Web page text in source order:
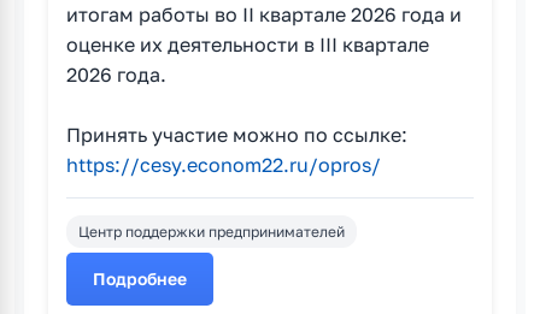
итогам работы во II квартале 2026 года и
оценке их деятельности в III квартале
2026 года.
Принять участие можно по ссылке:
https://cesy.econom22.ru/opros/
Центр поддержки предпринимателей
Подробнее
о